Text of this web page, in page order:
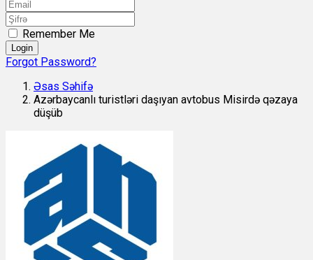
Remember Me
Login
Forgot Password?
Əsas Səhifə
Azərbaycanlı turistləri daşıyan avtobus Misirdə qəzaya
düşüb